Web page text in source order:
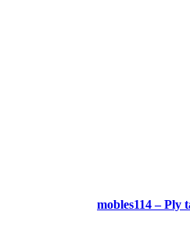
mobles114 – Ply